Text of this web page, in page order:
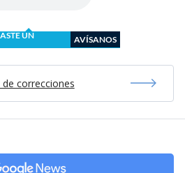
UN
AVÍSANOS
correcciones